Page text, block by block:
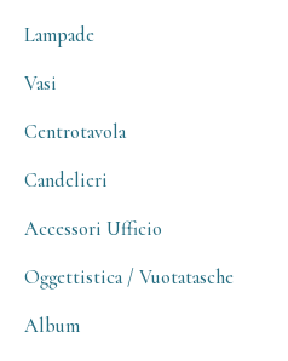
Lampade
Vasi
Centrotavola
Candelieri
Accessori Ufficio
Oggettistica / Vuotatasche
Album